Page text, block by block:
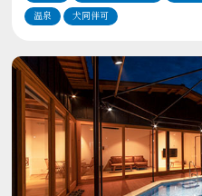
温泉 犬同伴可